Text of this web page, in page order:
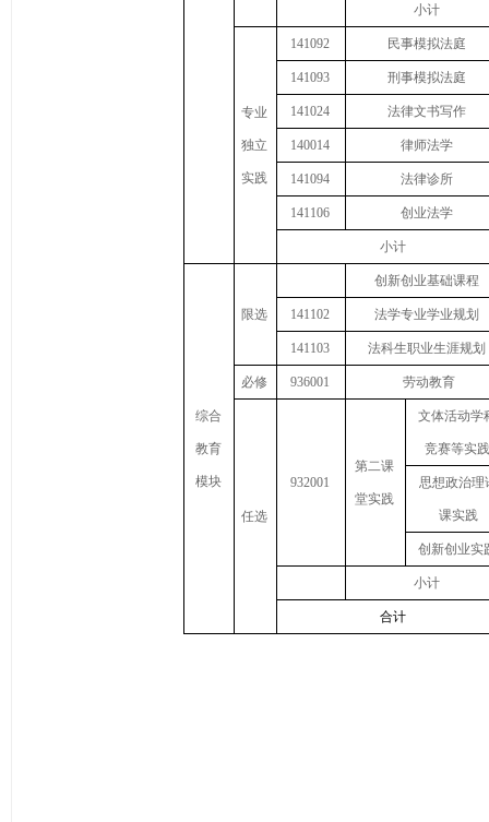
小计
专业
独立
实践
141092 民事模拟法庭
141093 刑事模拟法庭
141024 法律文书写作
140014 律师法学
141094 法律诊所
141106 创业法学
小计
综合
教育
模块
限选
创新创业基础课程
141102 法学专业学业规划
141103 法科生职业生涯规划
必修 936001 劳动教育
任选
932001
第二课
堂实践
文体活动学
竞赛等实践
思想政治理
课实践
创新创业实
小计
合计